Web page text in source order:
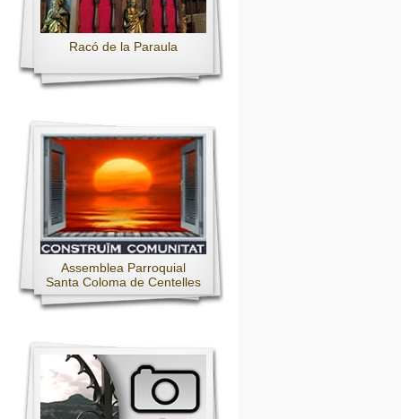
Racó de la Paraula
Assemblea Parroquial
Santa Coloma de Centelles